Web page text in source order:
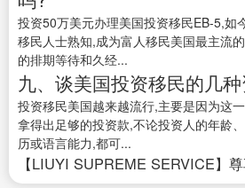
投资50万美元办理美国投资移民EB-5,如
移民人士熟知,成为富人移民美国最主流
的排期等待和久经...
九、谈美国投资移民的几
投资移民美国越来越流行,主要是因为这
拿得出足够的投资款,不论投资人的年龄
历或语言能力,都可...
【LIUYI SUPREME SERVICE】